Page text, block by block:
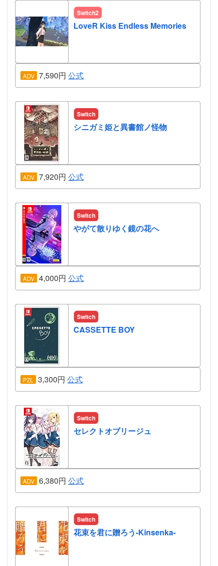
Switch2
LoveR Kiss Endless Memories
ADV 7,590円 公式
Switch
シニガミ姫と異書館ノ怪物
ADV 7,920円 公式
Switch
やがて散りゆく鏡の花へ
ADV 4,000円 公式
Switch
CASSETTE BOY
PZL 3,300円 公式
Switch
セレクトオブリージュ
ADV 6,380円 公式
Switch
花束を君に贈ろう-Kinsenka-